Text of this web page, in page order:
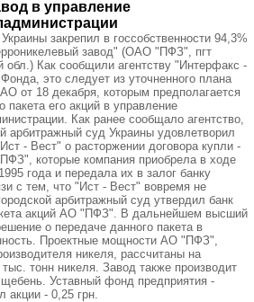
в управление
закрепил в госсобственности 94,3%
завод" (ОАО "ПФЗ", пгт
обл.) Как сообщили агентству "Интерфакс -
это следует из уточненного плана
от 18 декабря, которым предполагается
пакета его акций в управление
Как ранее сообщало агентство,
арбитражный суд Украины удовлетворил
- Вест" о расторжении договора купли -
которые компания приобрела в ходе
года и передала их в залог банку
с тем, что "Ист - Вест" вовремя не
арбитражный суд утвердил банк
акций АО "ПФЗ". В дальнейшем высший
о передаче данного пакета в
Проектные мощности АО "ПФЗ",
никеля, рассчитаны на
тонн никеля. Завод также производит
Уставный фонд предприятия -
акции - 0,25 грн.